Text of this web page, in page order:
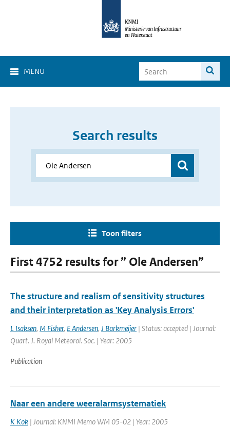
MENU
Search results
Toon filters
First 4752 results for ” Ole Andersen”
The structure and realism of sensitivity structures
and their interpretation as 'Key Analysis Errors'
L Isaksen, M Fisher, E Andersen, J Barkmeijer | Status: accepted | Journal:
Quart. J. Royal Meteorol. Soc. | Year: 2005
Publication
Naar een andere weeralarmsystematiek
K Kok | Journal: KNMI Memo WM 05-02 | Year: 2005